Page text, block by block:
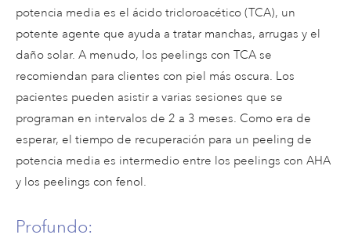
potencia media es el ácido tricloroacético (TCA), un
potente agente que ayuda a tratar manchas, arrugas y el
daño solar. A menudo, los peelings con TCA se
recomiendan para clientes con piel más oscura. Los
pacientes pueden asistir a varias sesiones que se
programan en intervalos de 2 a 3 meses. Como era de
esperar, el tiempo de recuperación para un peeling de
potencia media es intermedio entre los peelings con AHA
y los peelings con fenol.
Profundo: